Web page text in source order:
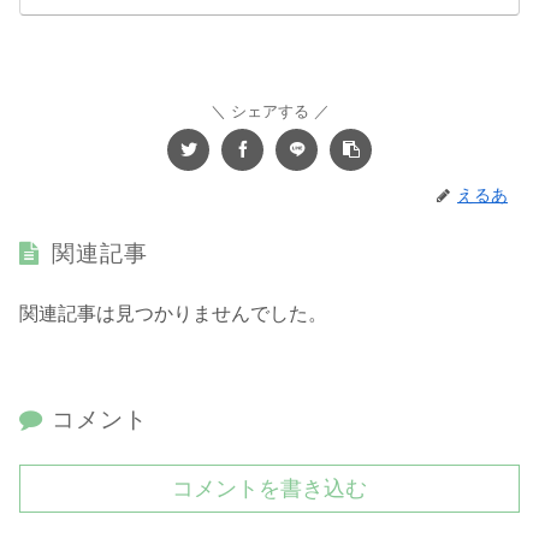
シェアする
えるあ
関連記事
関連記事は見つかりませんでした。
コメント
コメントを書き込む